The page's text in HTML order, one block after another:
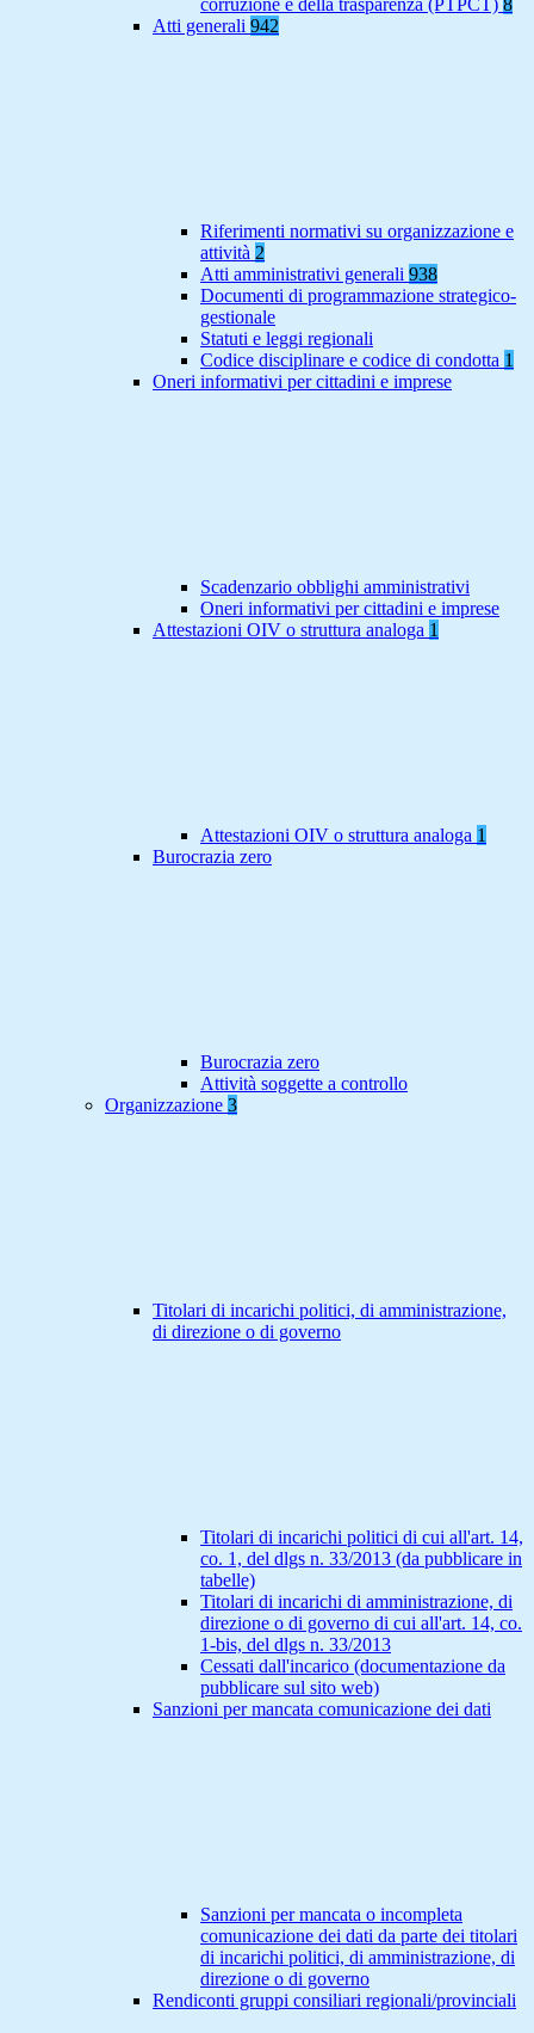
corruzione e della trasparenza (PTPCT) 8
Atti generali 942
Riferimenti normativi su organizzazione e
attività 2
Atti amministrativi generali 938
Documenti di programmazione strategico-
gestionale
Statuti e leggi regionali
Codice disciplinare e codice di condotta 1
Oneri informativi per cittadini e imprese
Scadenzario obblighi amministrativi
Oneri informativi per cittadini e imprese
Attestazioni OIV o struttura analoga 1
Attestazioni OIV o struttura analoga 1
Burocrazia zero
Burocrazia zero
Attività soggette a controllo
Organizzazione 3
Titolari di incarichi politici, di amministrazione,
di direzione o di governo
Titolari di incarichi politici di cui all'art. 14,
co. 1, del dlgs n. 33/2013 (da pubblicare in
tabelle)
Titolari di incarichi di amministrazione, di
direzione o di governo di cui all'art. 14, co.
1-bis, del dlgs n. 33/2013
Cessati dall'incarico (documentazione da
pubblicare sul sito web)
Sanzioni per mancata comunicazione dei dati
Sanzioni per mancata o incompleta
comunicazione dei dati da parte dei titolari
di incarichi politici, di amministrazione, di
direzione o di governo
Rendiconti gruppi consiliari regionali/provinciali